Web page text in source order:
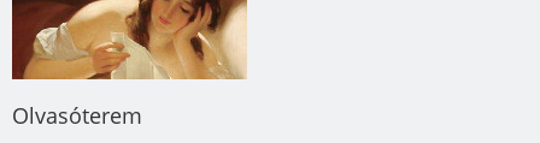
Olvasóterem